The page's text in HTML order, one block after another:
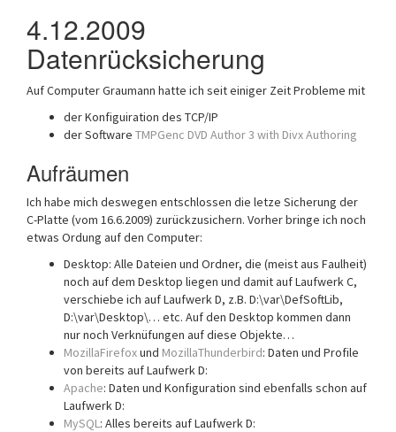
4.12.2009
Datenrücksicherung
Auf Computer Graumann hatte ich seit einiger Zeit Probleme mit
der Konfiguiration des TCP/IP
der Software TMPGenc DVD Author 3 with Divx Authoring
Aufräumen
Ich habe mich deswegen entschlossen die letze Sicherung der
C-Platte (vom 16.6.2009) zurückzusichern. Vorher bringe ich noch
etwas Ordung auf den Computer:
Desktop: Alle Dateien und Ordner, die (meist aus Faulheit)
noch auf dem Desktop liegen und damit auf Laufwerk C,
verschiebe ich auf Laufwerk D, z.B. D:\var\DefSoftLib,
D:\var\Desktop\… etc. Auf den Desktop kommen dann
nur noch Verknüfungen auf diese Objekte…
MozillaFirefoxund MozillaThunderbird: Daten und Profile
von bereits auf Laufwerk D:
Apache: Daten und Konfiguration sind ebenfalls schon auf
Laufwerk D:
MySQL: Alles bereits auf Laufwerk D: